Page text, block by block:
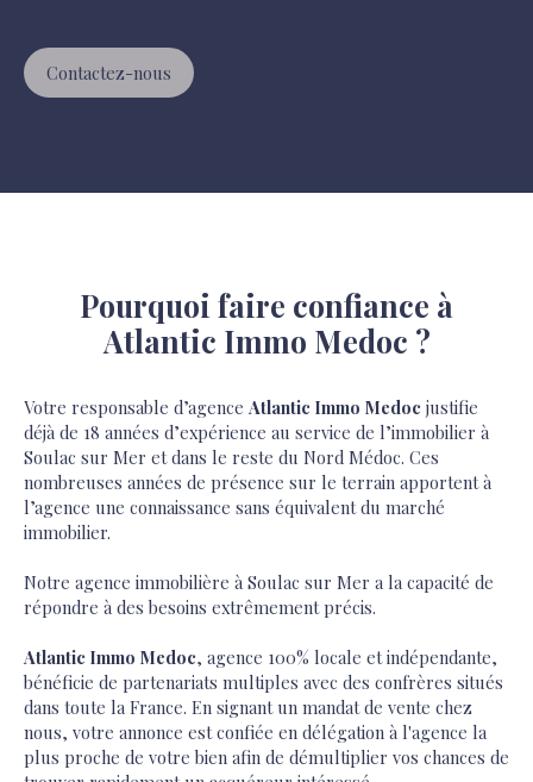
Contactez-nous
Pourquoi faire confiance à
Atlantic Immo Medoc ?
Votre responsable d’agence Atlantic Immo Medoc justifie
déjà de 18 années d’expérience au service de l’immobilier à
Soulac sur Mer et dans le reste du Nord Médoc. Ces
nombreuses années de présence sur le terrain apportent à
l’agence une connaissance sans équivalent du marché
immobilier.
Notre agence immobilière à Soulac sur Mer a la capacité de
répondre à des besoins extrêmement précis.
Atlantic Immo Medoc, agence 100% locale et indépendante,
bénéficie de partenariats multiples avec des confrères situés
dans toute la France. En signant un mandat de vente chez
nous, votre annonce est confiée en délégation à l'agence la
plus proche de votre bien afin de démultiplier vos chances de